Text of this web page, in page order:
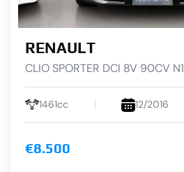
RENAULT
CLIO SPORTER DCI 8V 90CV N1
1461cc 12/2016
€8.500